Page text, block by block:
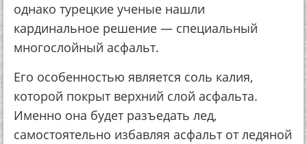
однако турецкие ученые нашли
кардинальное решение — специальный
многослойный асфальт.
Его особенностью является соль калия,
которой покрыт верхний слой асфальта.
Именно она будет разъедать лед,
самостоятельно избавляя асфальт от ледяной